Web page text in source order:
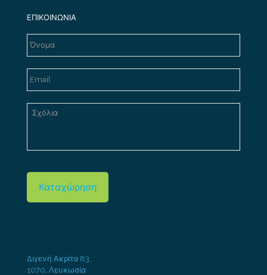
ΕΠΙΚΟΙΝΩΝΙΑ
Καταχώρηση
Διγενή Ακρίτα 83,
1070, Λευκωσία